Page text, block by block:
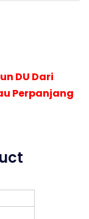
DU Dari
Perpanjang